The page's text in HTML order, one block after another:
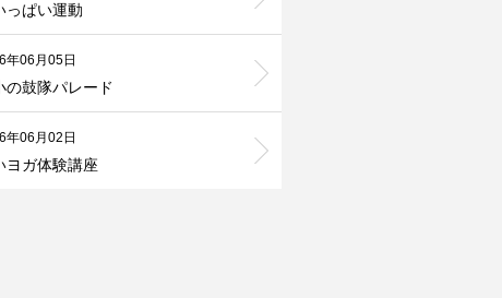
っぱい運動
年06月05日
の鼓隊パレード
年06月02日
ヨガ体験講座